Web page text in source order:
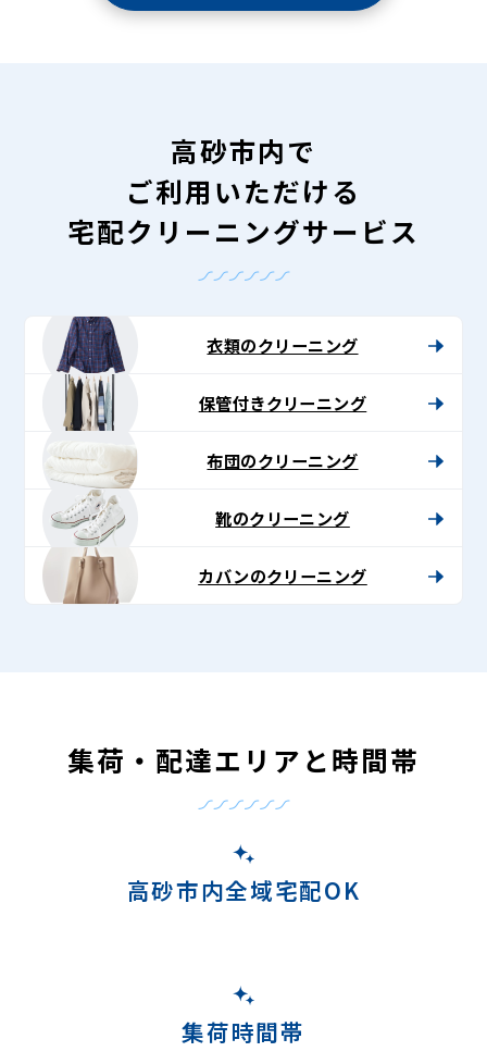
高砂市内で
ご利用いただける
宅配クリーニングサービス
衣類のクリーニング
保管付きクリーニング
布団のクリーニング
靴のクリーニング
カバンのクリーニング
集荷・配達エリアと時間帯
高砂市内全域宅配OK
集荷時間帯